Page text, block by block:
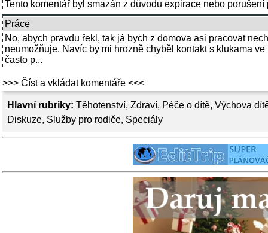
Hlavní rubriky: Těhotenství, Zdraví, Péče o dítě, Výchova
Diskuze, Služby pro rodiče, Speciály
Tento komentář byl smazán z důvodu expirace nebo
Práce
No, abych pravdu řekl, tak já bych z domova asi pracovat
neumožňuje. Navíc by mi hrozně chyběl kontakt s klukama
často p...
>>> Číst a vkládat komentáře <<<